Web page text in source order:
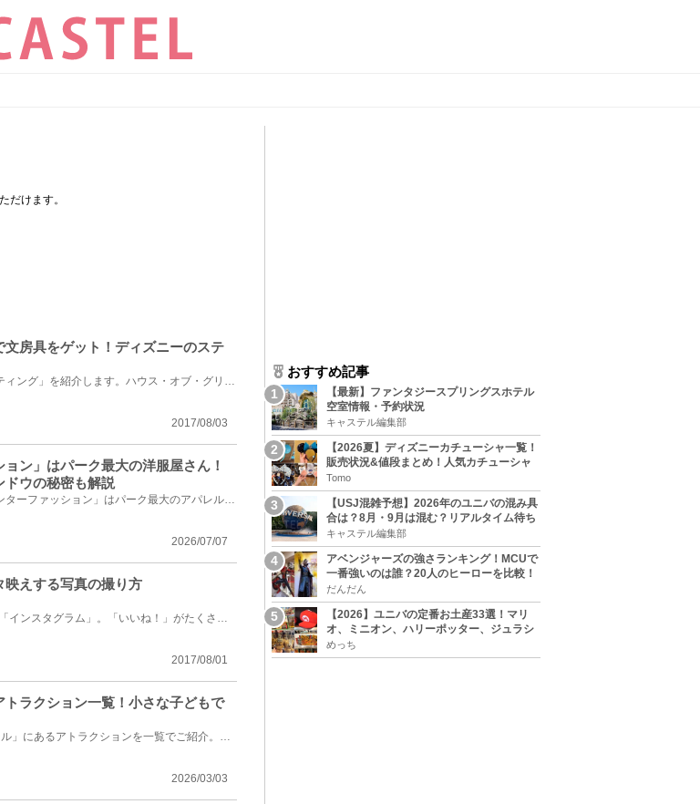
だけます。
文房具をゲット！ディズニーのステ
ディズニーランドのショップ「ハウス・オブ・グリーティング」を紹介します。ハウス・オブ・グリーティ...
2017/08/03
ン」はパーク最大の洋服屋さん！
ドウの秘密も解説
ディズニーランドのワールドバザールある「タウンセンターファッション」はパーク最大のアパレル専門店...
2026/07/07
映えする写真の撮り方
若い世代だけでなく様々な年齢層が利用しているSNS 「インスタグラム」。「いいね！」がたくさんもらえ...
2017/08/01
トラクション一覧！小さな子どもで
東京ディズニーランドのエリアの1つ「ワールドバザール」にあるアトラクションを一覧でご紹介。古き良き...
2026/03/03
おすすめ記事
【最新】ファンタジースプリングスホテル
空室情報・予約状況
キャステル編集部
【2026夏】ディズニーカチューシャ一覧！
販売状況&値段まとめ！人気カチューシャ
をチェック
Tomo
【USJ混雑予想】2026年のユニバの混み具
合は？8月・9月は混む？リアルタイム待ち
時間アプリも
キャステル編集部
アベンジャーズの強さランキング！MCUで
一番強いのは誰？20人のヒーローを比較！
だんだん
【2026】ユニバの定番お土産33選！マリ
オ、ミニオン、ハリーポッター、ジュラシ
ックパーク、セサミ、SINGなどのグッズ情
報
めっち